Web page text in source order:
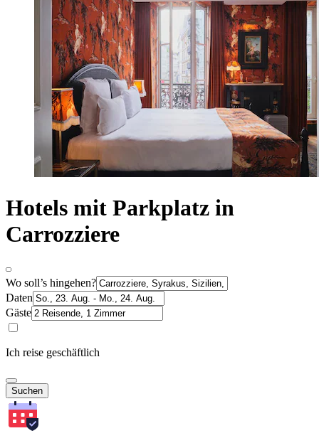
Hotels mit Parkplatz in
Carrozziere
Wo soll’s hingehen?
Daten
Gäste
Ich reise geschäftlich
Suchen